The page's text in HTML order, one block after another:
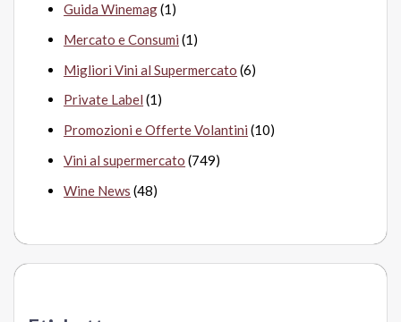
Guida Winemag(1)
Mercato e Consumi (1)
Migliori Vini al Supermercato (6)
Private Label (1)
Promozioni e Offerte Volantini (10)
Vini al supermercato (749)
Wine News (48)